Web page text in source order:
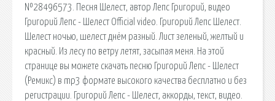
№28496573. Песня Шелест, автор Лепс Григорий, видео
Григорий Лепс - Шелест Official video. Григорий Лепс Шелест.
Шелест ночью, шелест днём разный. Лист зеленый, желтый и
красный. Из лесу по ветру летят, засыпая меня. На этой
странице вы можете скачать песню Григорий Лепс - Шелест
(Ремикс) в mp3 формате высокого качества бесплатно и без
регистрации. Григорий Лепс - Шелест, аккорды, текст, видео.